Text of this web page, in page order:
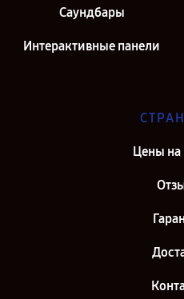
Саундбары
Интерактивные панели
Цены на